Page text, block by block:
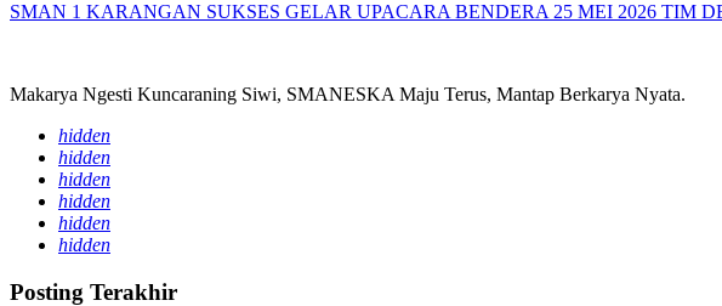
SMAN 1 KARANGAN SUKSES GELAR UPACARA BENDERA 25 MEI 2026 TIM
Makarya Ngesti Kuncaraning Siwi, SMANESKA Maju Terus, Mantap Berkarya Nyata.
hidden
hidden
hidden
hidden
hidden
hidden
Posting Terakhir